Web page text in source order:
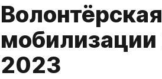
мобилизации
2023